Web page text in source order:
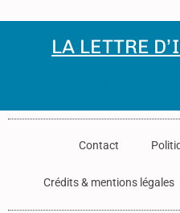
LA LETTRE
Contact
Crédits & mentions légales